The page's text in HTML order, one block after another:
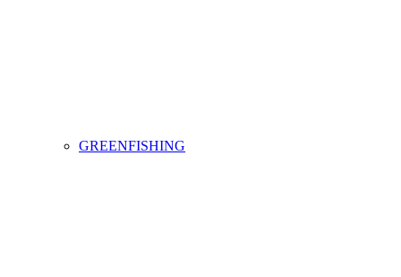
GREENFISHING